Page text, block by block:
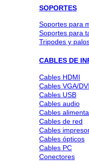
SOPORTES
Soportes para
Soportes para
Tripodes y
CABLES DE
Cables HDMI
Cables VGA/DVI
Cables USB
Cables audio
Cables
Cables de red
Cables
Cables ópticos
Cables PC
Conectores